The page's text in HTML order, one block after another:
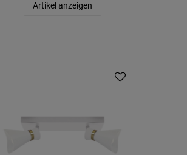
Artikel anzeigen